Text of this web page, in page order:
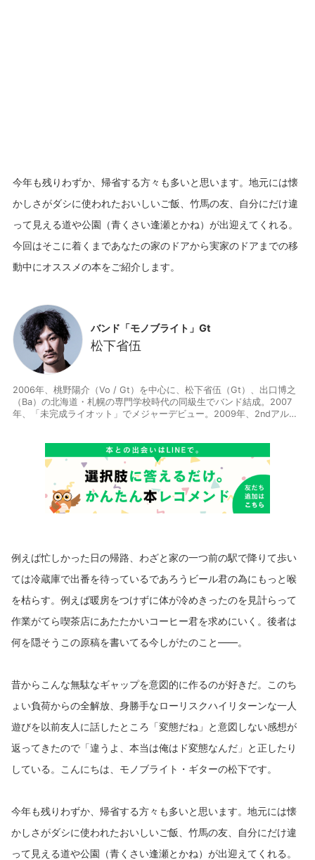
今年も残りわずか、帰省する方々も多いと思います。地元には懐
かしさがダシに使われたおいしいご飯、竹馬の友、自分にだけ違
って見える道や公園（青くさい逢瀬とかね）が出迎えてくれる。
今回はそこに着くまであなたの家のドアから実家のドアまでの移
バンド「モノブライト」Gt
松下省伍
2006年、桃野陽介（Vo / Gt）を中心に、松下省伍（Gt）、出口博之
（Ba）の北海道・札幌の専門学校時代の同級生でバンド結成。2007
年、「未完成ライオット」でメジャーデビュー。2009年、2ndアルバ
開催。ギターロックの表現の幅を広げるべく、様々なサウンドメイキ
ングに意欲的に挑戦。その集大成として3rd アルバム『ADVENTUR
E』を2010年10月にリリース。2012年にはデビュー5周年を迎えての
ワンマンツアー『LIVE-RALLY』を全国7カ所にて実施。2013年にはキ
ャリア初となるベストアルバム『Remain in MONOBRIGHT』もリリー
ス。。翌年、2014年3月にはZepp Tokyoでのワンマンライブも開催さ
ルアルバム『Bright Ground Music』をリリースした。また、現在4:5
主題歌に、モノブライトの書き下ろし楽曲「bonobonoする」が使用
されている。6月には地元・北海道を含むワンマンツアー『Bright Gro
und Music ～B.G.M～ Tour』を開催した。10月にはデビュー10周年を
記念した初のセルフカバー・アルバム『VerSus』がリリースされた。
2017年11月より全国ツアー モノブライトTOUR2017「monobright ×
MONOBRIGHT × モノブライト 2007-2017」を開催。ツアー終了後、
例えば忙しかった日の帰路、わざと家の一つ前の駅で降りて歩い
ては冷蔵庫で出番を待っているであろうビール君の為にもっと喉
を枯らす。例えば暖房をつけずに体が冷めきったのを見計らって
作業がてら喫茶店にあたたかいコーヒー君を求めにいく。後者は
何を隠そうこの原稿を書いてる今しがたのこと――。
昔からこんな無駄なギャップを意図的に作るのが好きだ。このち
ょい負荷からの全解放、身勝手なローリスクハイリターンな一人
遊びを以前友人に話したところ「変態だね」と意図しない感想が
返ってきたので「違うよ、本当は俺はド変態なんだ」と正したり
している。こんにちは、モノブライト・ギターの松下です。
今年も残りわずか、帰省する方々も多いと思います。地元には懐
かしさがダシに使われたおいしいご飯、竹馬の友、自分にだけ違
って見える道や公園（青くさい逢瀬とかね）が出迎えてくれる。